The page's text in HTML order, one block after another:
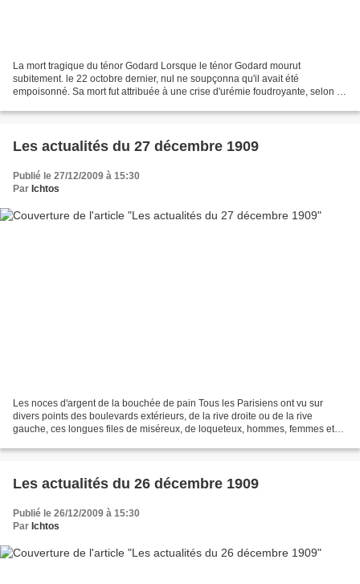
La mort tragique du ténor Godard Lorsque le ténor Godard mourut
subitement. le 22 octobre dernier, nul ne soupçonna qu'il avait été
empoisonné. Sa mort fut attribuée à une crise d'urémie foudroyante, selon le
Les actualités du 27 décembre 1909
Publié le 27/12/2009 à 15:30
Par Ichtos
Les noces d'argent de la bouchée de pain Tous les Parisiens ont vu sur
divers points des boulevards extérieurs, de la rive droite ou de la rive
gauche, ces longues files de miséreux, de loqueteux, hommes, femmes et
Les actualités du 26 décembre 1909
Publié le 26/12/2009 à 15:30
Par Ichtos